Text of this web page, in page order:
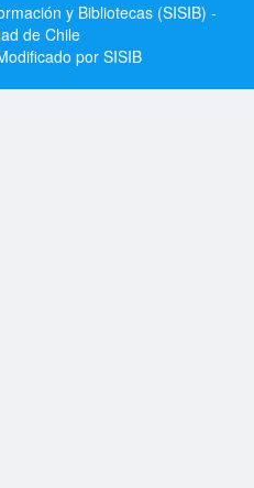
y Bibliotecas (SISIB) -
de Chile
por SISIB